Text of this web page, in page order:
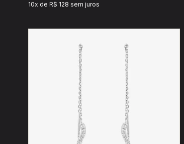
10x de R$ 128 sem juros